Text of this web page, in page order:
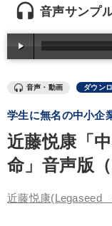
売上直結の営業力や
《強い財務を実践
「儲けの本質」を突
全国経営者セミナー
【最新刊】精神科
会社をつくる厳選講話
headset 音声サンプ
音声・動画 ダウン
学生に無名の中小企
近藤悦康「
命」音声版
近藤悦康(Legaseed